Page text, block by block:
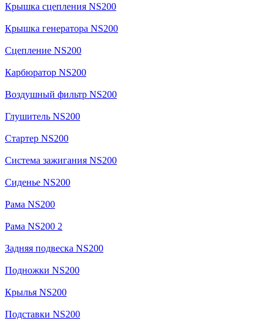
Крышка сцепления NS200
Крышка генератора NS200
Сцепление NS200
Карбюратор NS200
Воздушный фильтр NS200
Глушитель NS200
Стартер NS200
Система зажигания NS200
Сиденье NS200
Рама NS200
Рама NS200 2
Задняя подвеска NS200
Подножки NS200
Крылья NS200
Подставки NS200